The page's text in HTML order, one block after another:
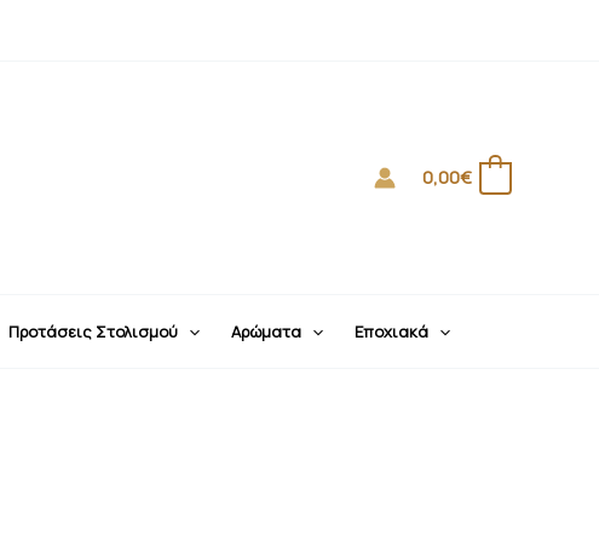
0,00€
Προτάσεις Στολισμού Αρώματα Εποχιακά